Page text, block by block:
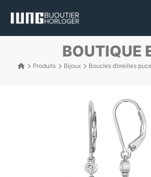
BOUTIQUE
Produits Bijoux
Boucles d’oreilles